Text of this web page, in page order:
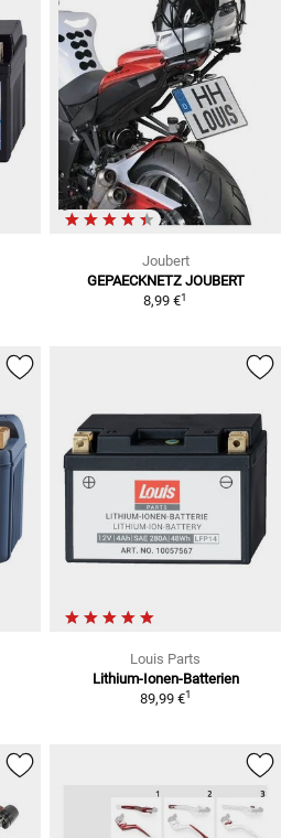
Joubert
GEPAECKNETZ JOUBERT
8,99 €1
Louis Parts
Lithium-Ionen-Batterien
89,99 €1